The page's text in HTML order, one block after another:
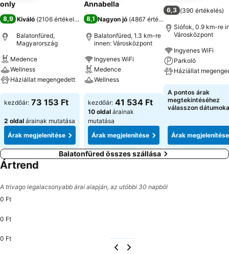
only
8,9 Kiváló (2106 értékelés
Balatonfüred,
Magyarország
Medence
Wellness
Háziállat megengedett
Árak megjelenítése
kezdőár: 73 153 Ft
2 oldal árainak mutatása
Árak megjelenítése
Annabella
8,1 Nagyon jó (4867 értékelés
Balatonfüred, 1.3 km-re
innen: Városközpont
Ingyenes WiFi
Medence
Wellness
Árak megjelenítése
kezdőár: 41 534 Ft
10 oldal árainak
mutatása
Árak megjelenítése
6,3 (390 értékelés)
Siófok, 0.9 km-re
Városközpont
Ingyenes WiFi
Parkoló
Háziállat
Árak
A pontos árak
megtekintéséhez
válasszon
Árak megjelenítése
Balatonfüred összes szállása
Ártrend
A trivago legalacsonyabb árai alapján, az utóbbi 30 napból
0 Ft
0 Ft
0 Ft